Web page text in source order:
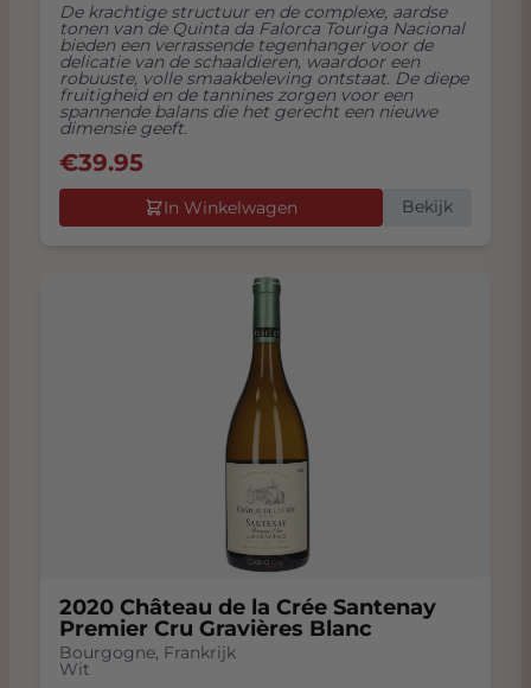
De krachtige structuur en de complexe, aardse
tonen van de Quinta da Falorca Touriga Nacional
bieden een verrassende tegenhanger voor de
delicatie van de schaaldieren, waardoor een
robuuste, volle smaakbeleving ontstaat. De diepe
fruitigheid en de tannines zorgen voor een
spannende balans die het gerecht een nieuwe
dimensie geeft.
€39.95
In Winkelwagen Bekijk
2020 Château de la Crée Santenay
Premier Cru Gravières Blanc
Bourgogne, Frankrijk
Wit